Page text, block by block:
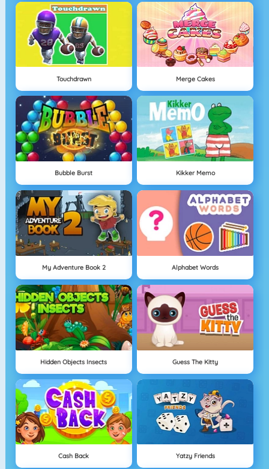
Touchdrawn Merge Cakes
Bubble Burst Kikker Memo
My Adventure Book 2 Alphabet Words
Hidden Objects Insects Guess The Kitty
Cash Back Yatzy Friends